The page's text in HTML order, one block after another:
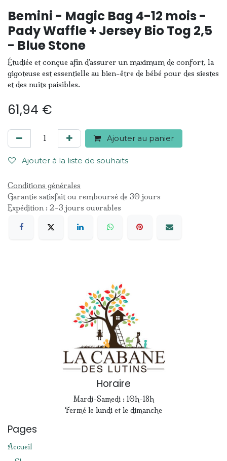
Bemini - Magic Bag 4-12 mois -
Pady Waffle + Jersey Bio Tog 2,5
- Blue Stone
Étudiée et conçue afin d’assurer un maximum de confort, la
gigoteuse est essentielle au bien-être de bébé pour des siestes
et des nuits paisibles.
61,94 €
Ajouter au panier
Ajouter à la liste de souhaits
Conditions générales
Garantie satisfait ou remboursé de 30 jours
Expédition : 2-3 jours ouvrables
Horaire
Mardi-Samedi : 10h-18h
Fermé le lundi et le dimanche
Pages
Accueil